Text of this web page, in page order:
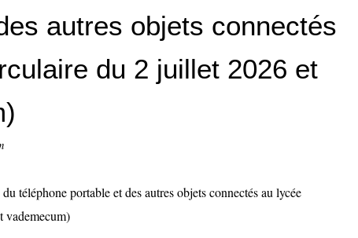
autres objets connectés
du 2 juillet 2026 et